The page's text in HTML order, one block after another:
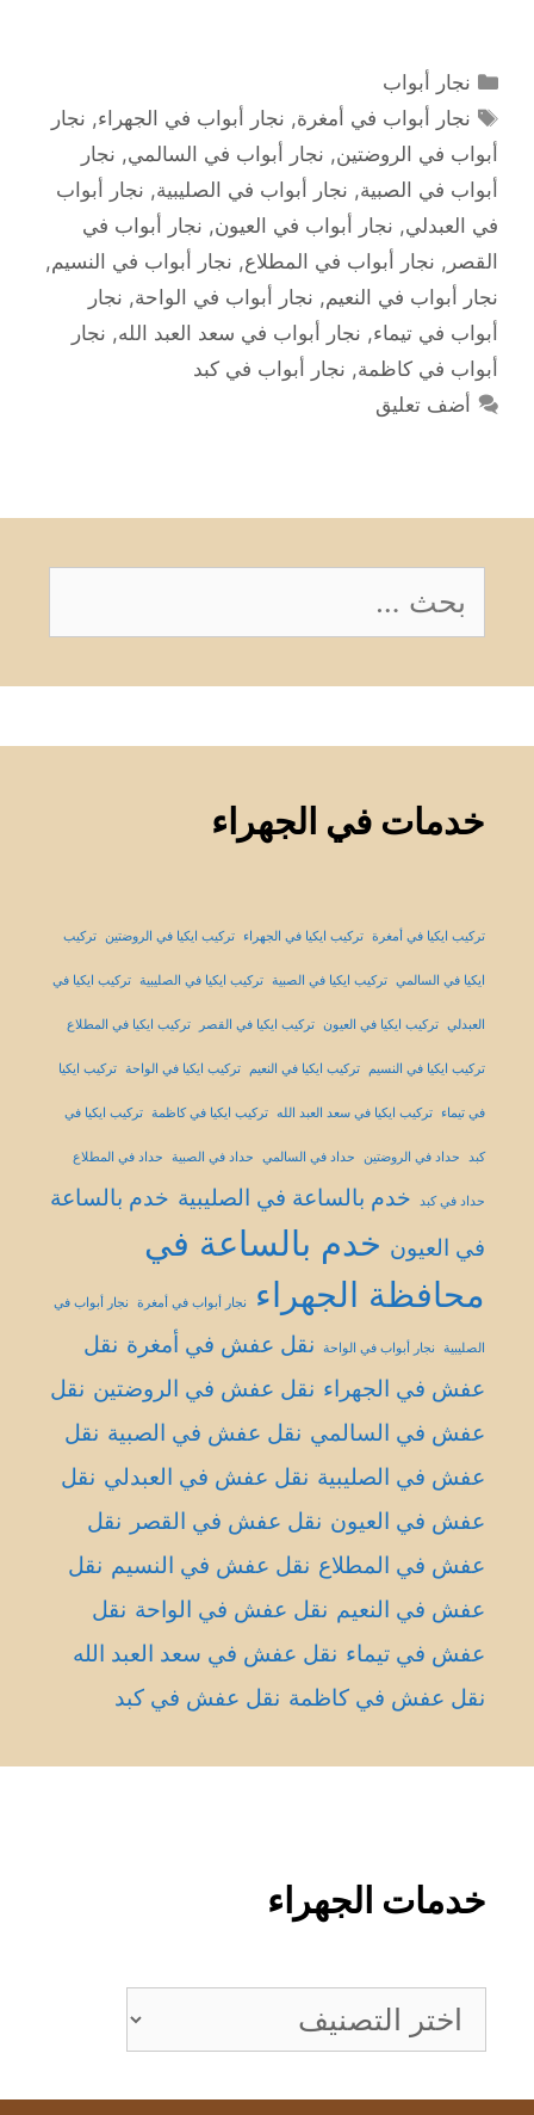
التصنيفات
نجار أبواب
الوسوم
نجار أبواب في أمغرة, نجار أبواب في الجهراء, نجار
أبواب في الروضتين, نجار أبواب في السالمي, نجار
أبواب في الصبية, نجار أبواب في الصليبية, نجار أبواب
في العبدلي, نجار أبواب في العيون, نجار أبواب في
القصر , نجار أبواب في المطلاع, نجار أبواب في النسيم,
نجار أبواب في النعيم, نجار أبواب في الواحة, نجار
أبواب في تيماء, نجار أبواب في سعد العبد الله, نجار
أبواب في كاظمة, نجار أبواب في كبد
أضف تعليق
عن:
خدمات في الجهراء
تركيب ايكيا في أمغرة تركيب ايكيا في الجهراء تركيب ايكيا في الروضتين تركيب
ايكيا في السالمي تركيب ايكيا في الصبية تركيب ايكيا في الصليبية تركيب ايكيا في
العبدلي تركيب ايكيا في العيون تركيب ايكيا في القصر تركيب ايكيا في المطلاع
تركيب ايكيا في النسيم تركيب ايكيا في النعيم تركيب ايكيا في الواحة تركيب ايكيا
في تيماء تركيب ايكيا في سعد العبد الله تركيب ايكيا في كاظمة تركيب ايكيا في
كبد حداد في الروضتين حداد في السالمي حداد في الصبية حداد في المطلاع
حداد في كبد خدم بالساعة في الصليبية خدم بالساعة
في العيون خدم بالساعة في
محافظة الجهراء
نجار أبواب في أمغرة نجار أبواب في
الصليبية نجار أبواب في الواحة نقل عفش في أمغرة نقل
عفش في الجهراء نقل عفش في الروضتين نقل
عفش في السالمي نقل عفش في الصبية نقل
عفش في الصليبية نقل عفش في العبدلي نقل
عفش في العيون نقل عفش في القصر
نقل
عفش في المطلاع نقل عفش في النسيم نقل
عفش في النعيم نقل عفش في الواحة نقل
عفش في تيماء نقل عفش في سعد العبد الله
نقل عفش في كاظمة نقل عفش في كبد
خدمات الجهراء
خدمات
الجهراء